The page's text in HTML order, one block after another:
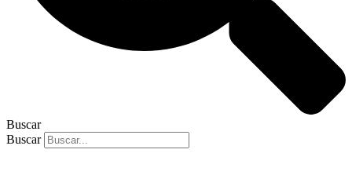
Buscar
Buscar